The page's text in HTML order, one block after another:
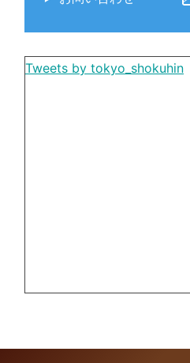
Tweets by tokyo_shokuhin